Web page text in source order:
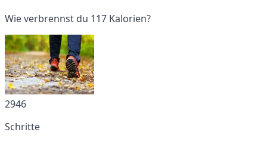
Wie verbrennst du 117 Kalorien?
2946
Schritte